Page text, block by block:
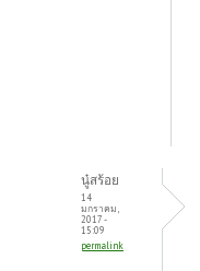
นู๋สร้อย
14
มกราคม,
2017 -
15:09
permalink